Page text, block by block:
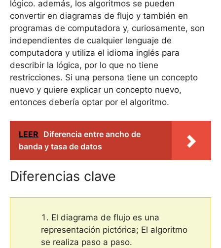
lógico. además, los algoritmos se pueden
convertir en diagramas de flujo y también en
programas de computadora y, curiosamente, son
independientes de cualquier lenguaje de
computadora y utiliza el idioma inglés para
describir la lógica, por lo que no tiene
restricciones. Si una persona tiene un concepto
nuevo y quiere explicar un concepto nuevo,
entonces debería optar por el algoritmo.
LEER Diferencia entre ancho de
banda y tasa de datos
Diferencias clave
El diagrama de flujo es una
representación pictórica; El algoritmo
se realiza paso a paso.